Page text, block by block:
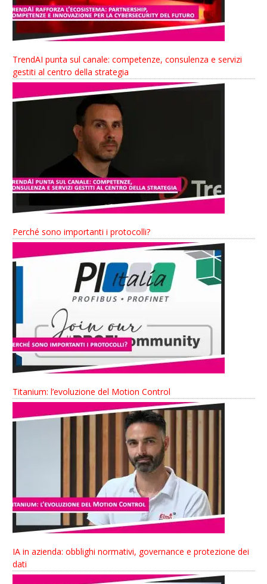
TrendAI punta sul canale: competenze, consulenza e servizi
gestiti al centro della strategia
Perché sono importanti i protocolli?
Titanium: l’evoluzione del Motion Control
IA in azienda: obblighi normativi, governance e protezione dei
dati